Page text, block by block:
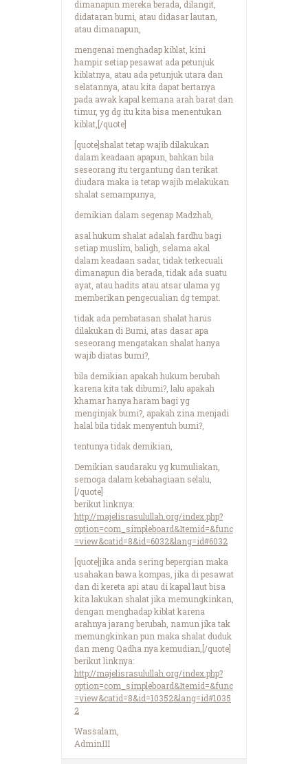
dimanapun mereka berada, dilangit,
didataran bumi, atau didasar lautan,
atau dimanapun,
mengenai menghadap kiblat, kini
hampir setiap pesawat ada petunjuk
kiblatnya, atau ada petunjuk utara dan
selatannya, atau kita dapat bertanya
pada awak kapal kemana arah barat dan
timur, yg dg itu kita bisa menentukan
kiblat,[/quote]
[quote]shalat tetap wajib dilakukan
dalam keadaan apapun, bahkan bila
seseorang itu tergantung dan terikat
diudara maka ia tetap wajib melakukan
shalat semampunya,
demikian dalam segenap Madzhab,
asal hukum shalat adalah fardhu bagi
setiap muslim, baligh, selama akal
dalam keadaan sadar, tidak terkecuali
dimanapun dia berada, tidak ada suatu
ayat, atau hadits atau atsar ulama yg
memberikan pengecualian dg tempat.
tidak ada pembatasan shalat harus
dilakukan di Bumi, atas dasar apa
seseorang mengatakan shalat hanya
wajib diatas bumi?,
bila demikian apakah hukum berubah
karena kita tak dibumi?, lalu apakah
khamar hanya haram bagi yg
menginjak bumi?, apakah zina menjadi
halal bila tidak menyentuh bumi?,
tentunya tidak demikian,
Demikian saudaraku yg kumuliakan,
semoga dalam kebahagiaan selalu,
[/quote]
berikut linknya:
http://majelisrasulullah.org/index.php?
option=com_simpleboard&Itemid=&func
=view&catid=8&id=6032&lang=id#6032
[quote]jika anda sering bepergian maka
usahakan bawa kompas, jika di pesawat
dan di kereta api atau di kapal laut bisa
kita lakukan shalat jika memungkinkan,
dengan menghadap kiblat karena
arahnya jarang berubah, namun jika tak
memungkinkan pun maka shalat duduk
dan meng Qadha nya kemudian,[/quote]
berikut linknya:
http://majelisrasulullah.org/index.php?
option=com_simpleboard&Itemid=&func
=view&catid=8&id=10352&lang=id#1035
2
Wassalam,
AdminIII